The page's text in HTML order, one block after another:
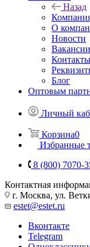
Назад
О
Новости
Вакансии
Контакты
Блог
Оптовым
Личный
Корзина0
Избранные
8 (800) 7070-
Контактная
г. Москва, ул.
estet@estet.ru
Вконтакте
Telegram